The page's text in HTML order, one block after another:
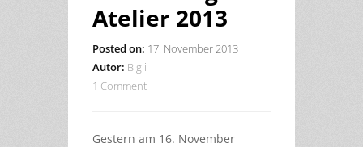
Atelier 2013
Posted on: 17. November 2013
Autor: Bigii
1 Comment
Gestern am 16. November